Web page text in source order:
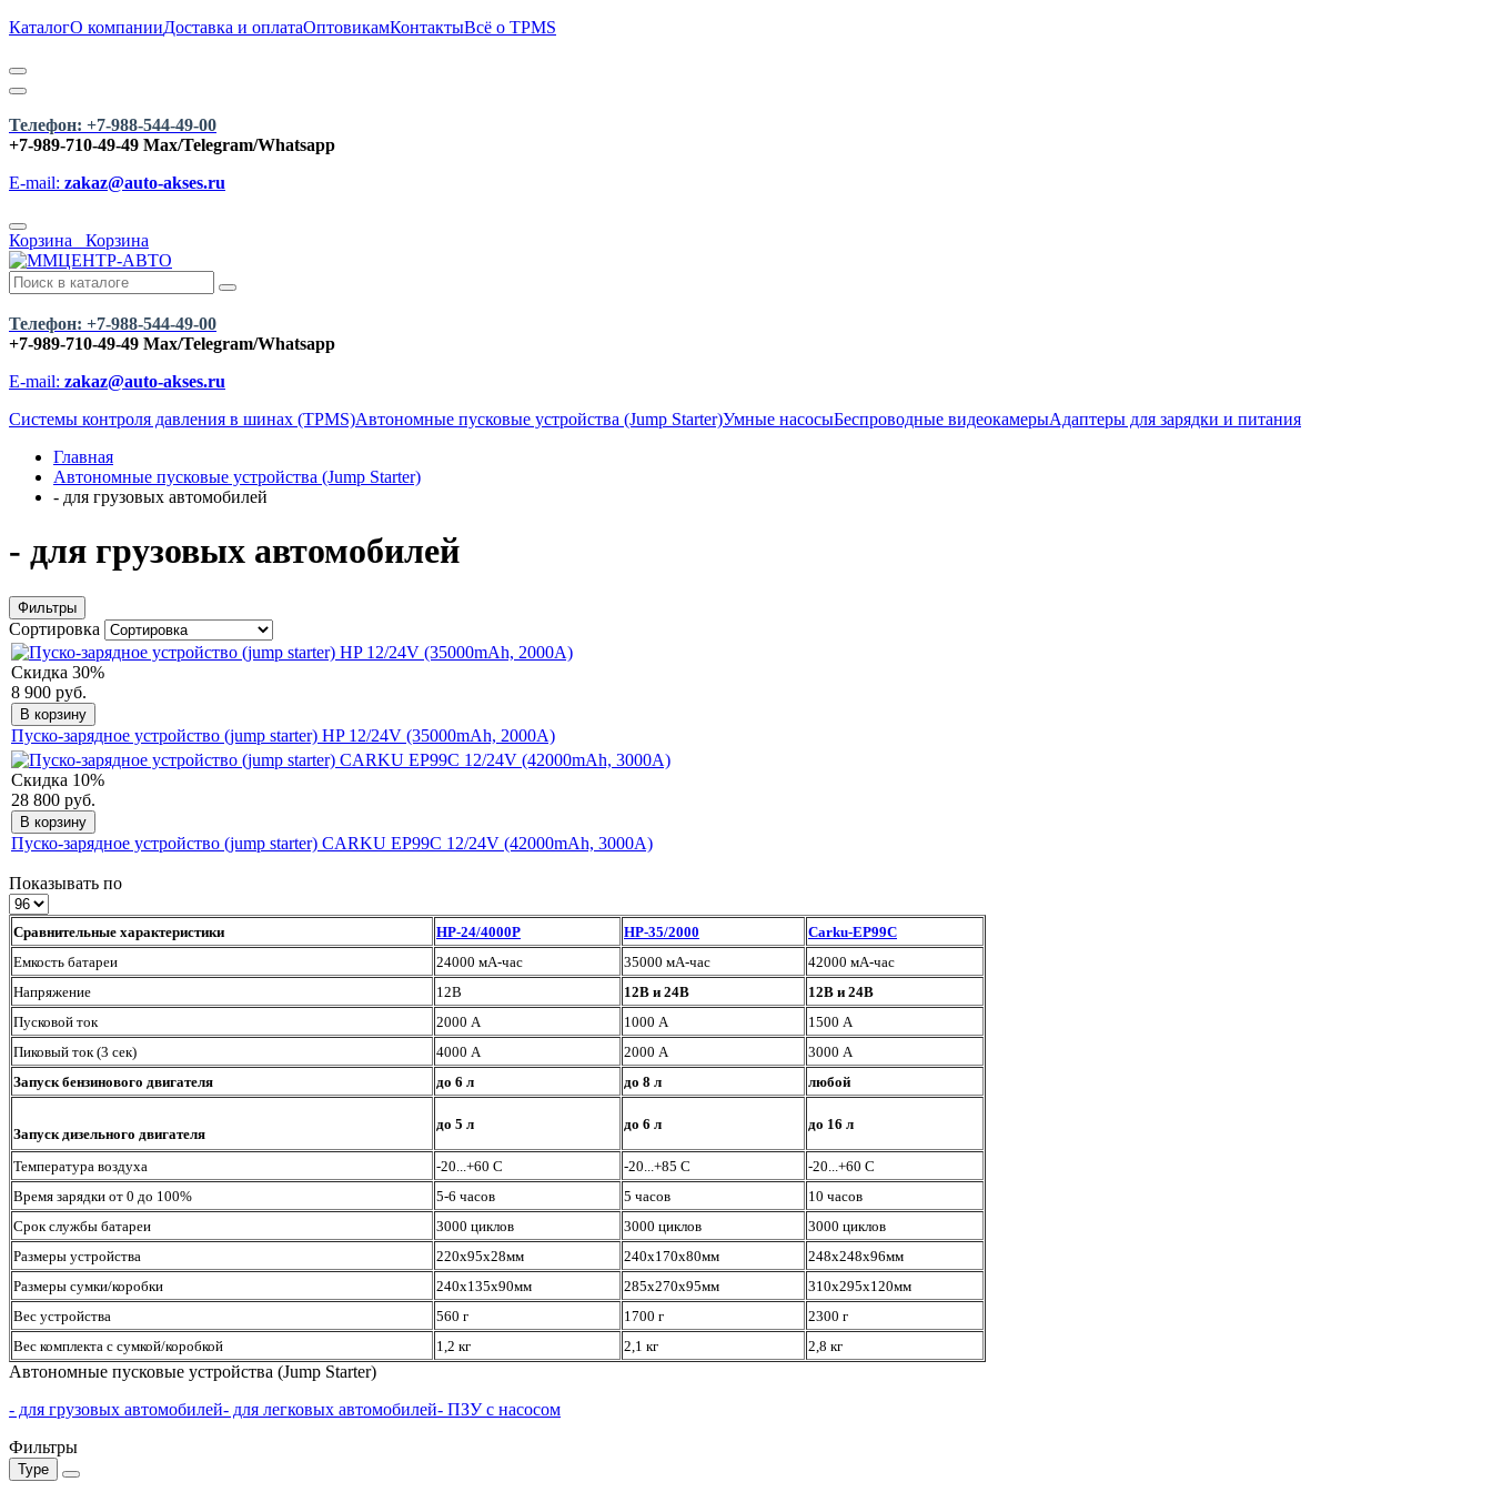
КаталогО компанииДоставка и оплатаОптовикамКонтактыВсё о TPMS
Телефон: +7-988-544-49-00
+7-989-710-49-49 Max/Telegram/Whatsapp
E-mail: zakaz@auto-akses.ru
Корзина Корзина
Телефон: +7-988-544-49-00
+7-989-710-49-49 Max/Telegram/Whatsapp
E-mail: zakaz@auto-akses.ru
Системы контроля давления в шинах (TPMS)Автономные пусковые устройства (Jump Starter)Умные насосыБеспроводные видеокамерыАдаптеры для зарядки и питания
Главная
Автономные пусковые устройства (Jump Starter)
- для грузовых автомобилей
- для грузовых автомобилей
Фильтры
Сортировка
Скидка 30%
8 900 руб.
В корзину
Пуско-зарядное устройство (jump starter) HP 12/24V (35000mAh, 2000A)
Скидка 10%
28 800 руб.
В корзину
Пуско-зарядное устройство (jump starter) CARKU EP99C 12/24V (42000mAh, 3000A)
Показывать по
Сравнительные характеристики HP-24/4000P HP-35/2000
Carku-EP99C
Емкость батареи
24000 мА-час 35000 мА-час
42000 мА-час
Напряжение
12В 12В и 24В
12В и 24В
Пусковой ток
2000 А 1000 А
1500 А
Пиковый ток (3 сек)
4000 А 2000 А
3000 А
Запуск бензинового двигателя
до 6 л до 8 л любой
Запуск дизельного двигателя
до 5 л до 6 л до 16 л
Температура воздуха -20...+60 С -20...+85 С
-20...+60 С
Время зарядки от 0 до 100%
5-6 часов 5 часов
10 часов
Срок службы батареи
3000 циклов 3000 циклов
3000 циклов
Размеры устройства
220х95х28мм 240х170х80мм
248х248х96мм
Размеры сумки/коробки
240х135х90мм 285х270х95мм
310х295х120мм
Вес устройства
560 г 1700 г
2300 г
Вес комплекта с сумкой/коробкой
1,2 кг 2,1 кг 2,8 кг
Автономные пусковые устройства (Jump Starter)
- для грузовых автомобилей- для легковых автомобилей- ПЗУ с насосом
Фильтры
Type